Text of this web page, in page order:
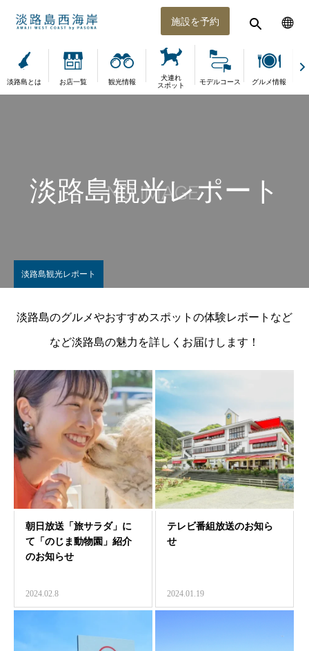
施設を予約
淡路島とは お店一覧 観光情報
犬連れ
スポット
モデルコース グルメ情報
淡路島観光レポート
淡路島観光レポート
淡路島のグルメやおすすめスポットの体験レポートなど
など淡路島の魅力を詳しくお届けします！
朝日放送「旅サラダ」に
て「のじま動物園」紹介
のお知らせ
2024.02.8
テレビ番組放送のお知ら
せ
2024.01.19